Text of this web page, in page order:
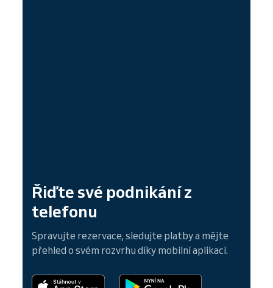
Řiďte své podnikání z
telefonu
Spravujte rezervace, sledujte platby a mějte
přehled o svém rozvrhu díky mobilní aplikaci.